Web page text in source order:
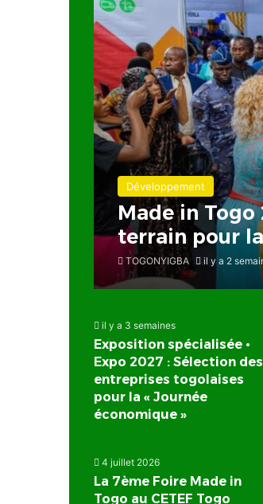
Développement
Made in
terrain pour
TOGONYIGBA il y a 2
il y a 3 semaines
Exposition spécialisée •
Expo 2027 : Sélection des
entreprises togolaises
pour la « Journée
économique »
4 juillet 2026
La 7ème Foire Made in
Togo au CETEF Togo